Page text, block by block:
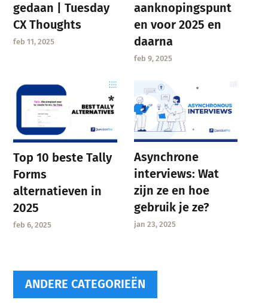
gedaan | Tuesday
CX Thoughts
feb 11, 2025
aanknopingspunt
en voor 2025 en
daarna
feb 9, 2025
Top 10 beste Tally
Forms
alternatieven in
2025
feb 6, 2025
Asynchrone
interviews: Wat
zijn ze en hoe
gebruik je ze?
jan 23, 2025
ANDERE CATEGORIEËN